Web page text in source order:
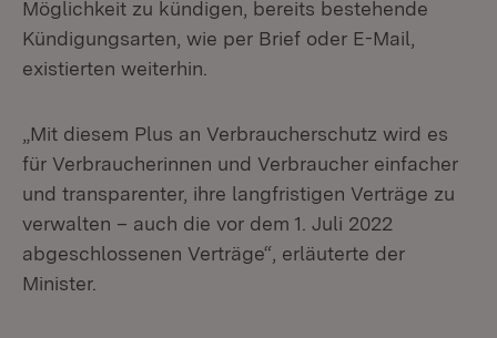
Möglichkeit zu kündigen, bereits bestehende
Kündigungsarten, wie per Brief oder E-Mail,
existierten weiterhin.
„Mit diesem Plus an Verbraucherschutz wird es
für Verbraucherinnen und Verbraucher einfacher
und transparenter, ihre langfristigen Verträge zu
verwalten – auch die vor dem 1. Juli 2022
abgeschlossenen Verträge“, erläuterte der
Minister.